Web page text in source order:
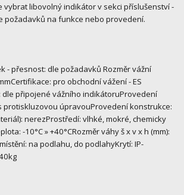
vybrat libovolný indikátor v sekci příslušenství -
požadavků na funkce nebo provedení.
- přesnost: dle požadavků Rozměr vážní
pro obchodní vážení - ES
dle připojené vážního indikátoruProvedení
protiskluzovou úpravouProvedení konstrukce:
nerezProstředí: vlhké, mokré, chemicky
-10°C » +40°CRozměr váhy š x v x h (mm):
na podlahu, do podlahyKrytí: IP-